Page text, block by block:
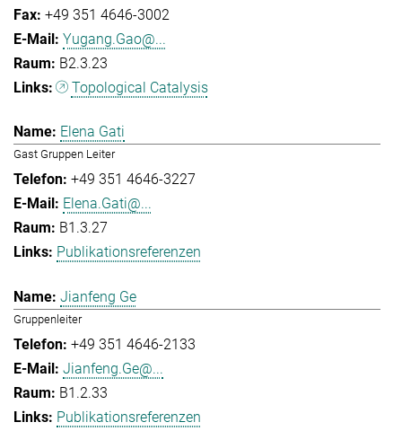
+49 351 4646-3002
Yugang.Gao@...
B2.3.23
Topological Catalysis
Elena Gati
Gast Gruppen Leiter
+49 351 4646-3227
Elena.Gati@...
B1.3.27
Publikationsreferenzen
Jianfeng Ge
Gruppenleiter
+49 351 4646-2133
Jianfeng.Ge@...
B1.2.33
Publikationsreferenzen